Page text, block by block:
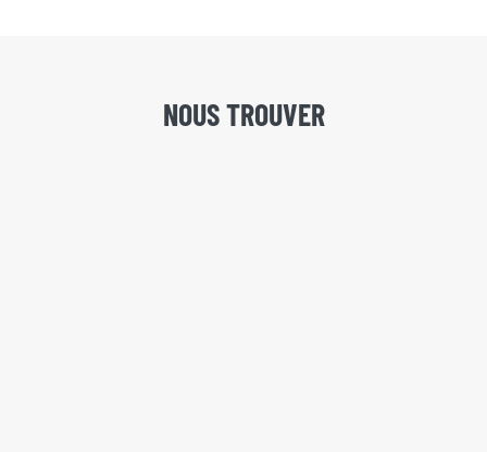
NOUS TROUVER